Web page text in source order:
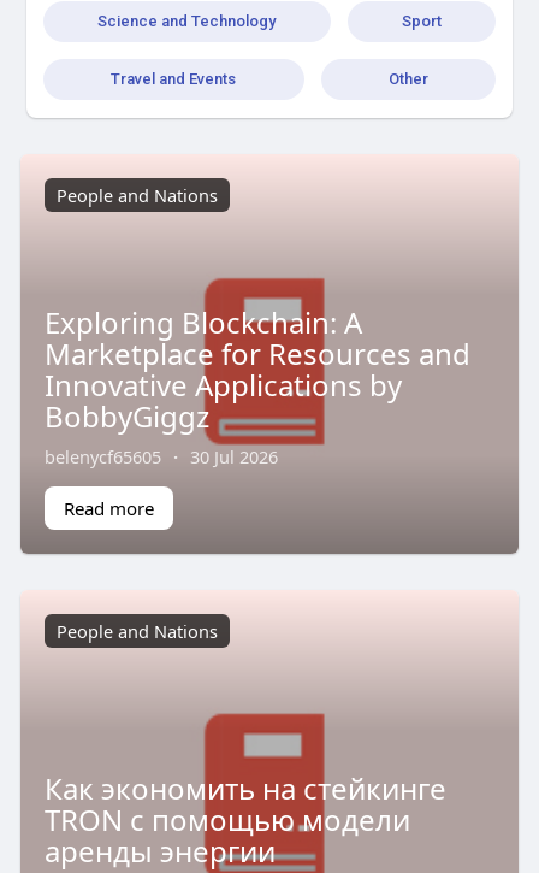
Science and Technology Sport
Travel and Events Other
People and Nations
Exploring Blockchain: A
Marketplace for Resources and
Innovative Applications by
BobbyGiggz
belenycf65605 · 30 Jul 2026
Read more
People and Nations
Как экономить на стейкинге
TRON с помощью модели
аренды энергии